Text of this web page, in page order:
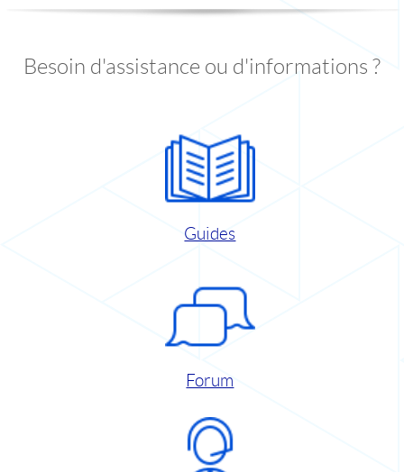
Besoin d'assistance ou d'informations ?
Guides
Forum